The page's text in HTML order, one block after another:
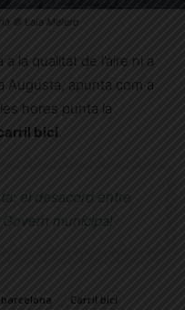
© Laia Melero
la qualitat de l’aire ni a
Augusta, apunta com a
hores punta la
bici
el desacord entre
municipal
Carril bici